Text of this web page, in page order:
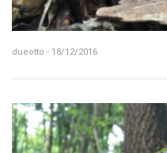
dueotto - 18/12/2016